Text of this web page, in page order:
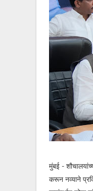
मुंबई -
करून नव्याने